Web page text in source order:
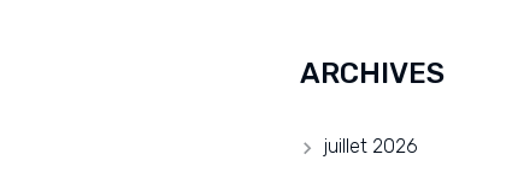
ARCHIVES
juillet 2026